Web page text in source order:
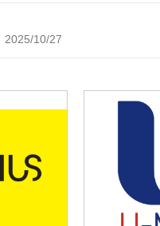
2025/10/27